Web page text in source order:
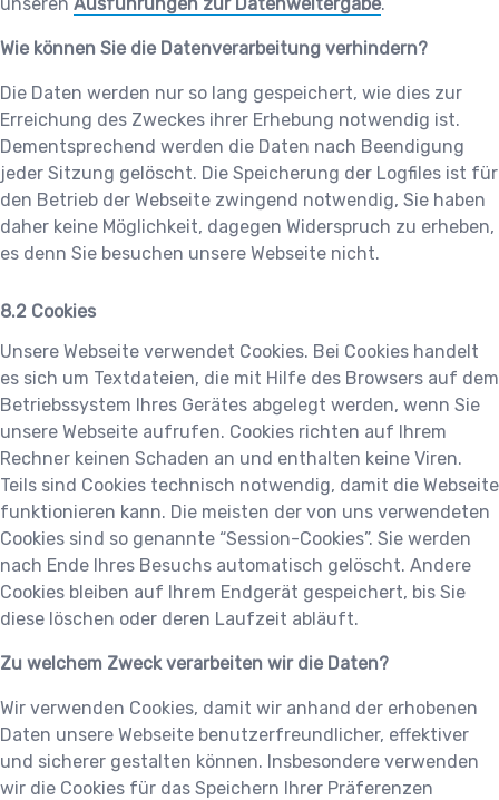
Wie können Sie die Datenverarbeitung verhindern?
Die Daten werden nur so lang gespeichert, wie dies zur
Erreichung des Zweckes ihrer Erhebung notwendig ist.
Dementsprechend werden die Daten nach Beendigung
jeder Sitzung gelöscht. Die Speicherung der Logfiles ist für
den Betrieb der Webseite zwingend notwendig, Sie haben
daher keine Möglichkeit, dagegen Widerspruch zu erheben,
es denn Sie besuchen unsere Webseite nicht.
Cookies
Unsere Webseite verwendet Cookies. Bei Cookies handelt
es sich um Textdateien, die mit Hilfe des Browsers auf dem
Betriebssystem Ihres Gerätes abgelegt werden, wenn Sie
unsere Webseite aufrufen. Cookies richten auf Ihrem
Rechner keinen Schaden an und enthalten keine Viren.
Teils sind Cookies technisch notwendig, damit die Webseite
funktionieren kann. Die meisten der von uns verwendeten
Cookies sind so genannte “Session-Cookies”. Sie werden
nach Ende Ihres Besuchs automatisch gelöscht. Andere
Cookies bleiben auf Ihrem Endgerät gespeichert, bis Sie
diese löschen oder deren Laufzeit abläuft.
Zu welchem Zweck verarbeiten wir die Daten?
Wir verwenden Cookies, damit wir anhand der erhobenen
Daten unsere Webseite benutzerfreundlicher, effektiver
und sicherer gestalten können. Insbesondere verwenden
wir die Cookies für das Speichern Ihrer Präferenzen